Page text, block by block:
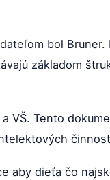
bol Bruner.
základom
a VŠ. Tento
aby dieťa čo